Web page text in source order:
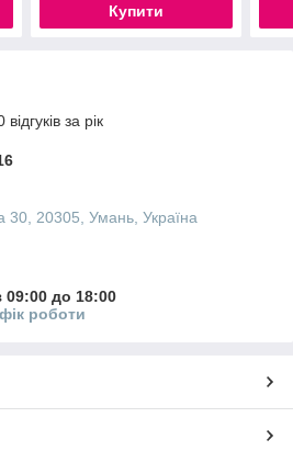
Купити
за рік
30, 20305, Умань, Україна
09:00 до 18:00
роботи